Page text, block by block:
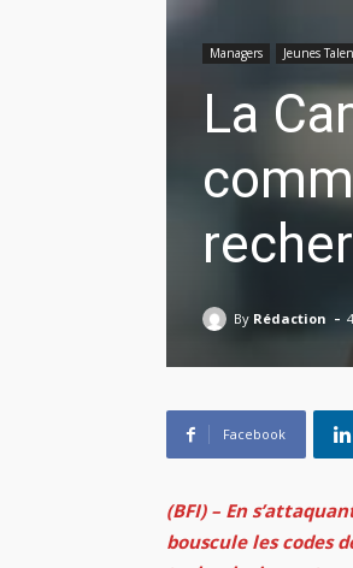
Managers Jeunes
La
By Rédaction -
Facebook
(BFI) – En
bouscule les codes